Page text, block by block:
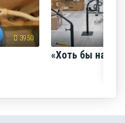
3950
«Хоть бы наш